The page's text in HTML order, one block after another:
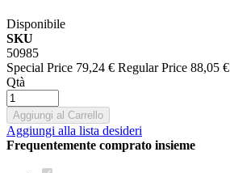
Disponibile
SKU
50985
Special Price 79,24 € Regular Price 88,05 €
Qtà
Aggiungi al Carrello
Aggiungi alla lista desideri
Frequentemente comprato insieme